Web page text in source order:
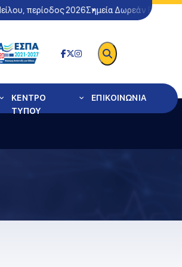
περίοδος 2026Σημεία Δωρεάν Ελέγχου
ΚΕΝΤΡΟ
ΤΥΠΟΥ
ΕΠΙΚΟΙΝΩΝΙΑ